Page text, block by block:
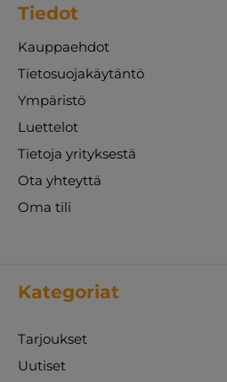
Tiedot
Kauppaehdot
Tietosuojakäytäntö
Ympäristö
Luettelot
Tietoja yrityksestä
Ota yhteyttä
Oma tili
Kategoriat
Tarjoukset
Uutiset